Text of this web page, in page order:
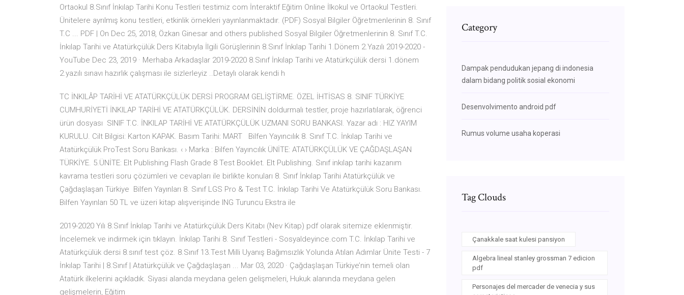
Ortaokul 8.Sınıf İnkılap Tarihi Konu Testleri testimiz com İnteraktif Eğitim Online İlkokul ve Ortaokul Testleri.
Ünitelere ayrılmış konu testleri, etkinlik örnekleri yayınlanmaktadır. (PDF) Sosyal Bilgiler Öğretmenlerinin 8. Sınıf
T.C ... PDF | On Dec 25, 2018, Özkan Ginesar and others published Sosyal Bilgiler Öğretmenlerinin 8. Sınıf T.C.
İnkılap Tarihi ve Atatürkçülük Ders Kitabıyla İlgili Görüşlerinin 8.Sınıf İnkılap Tarihi 1.Dönem 2.Yazılı 2019-2020 -
YouTube Dec 23, 2019 · Merhaba Arkadaşlar 2019-2020 8.Sınıf İnkılap Tarihi ve Atatürkçülük dersi 1.dönem
2.yazılı sınavı hazırlık çalışması ile sizlerleyiz ..Detaylı olarak kendi h
TC İNKILÂP TARİHİ VE ATATÜRKÇÜLÜK DERSİ PROGRAM GELİŞTİRME. ÖZEL İHTİSAS 8. SINIF TÜRKİYE
CUMHURİYETİ İNKILAP TARİHİ VE ATATÜRKÇÜLÜK. DERSİNİN doldurmalı testler, proje hazırlatılarak, öğrenci
ürün dosyası SINIF T.C. İNKILAP TARİHİ VE ATATÜRKÇÜLÜK UZMANI SORU BANKASI. Yazar adı : HIZ YAYIM
KURULU. Cilt Bilgisi: Karton KAPAK. Basım Tarihi: MART Bilfen Yayıncılık 8. Sınıf T.C. İnkılap Tarihi ve
Atatürkçülük ProTest Soru Bankası. ‹ › Marka : Bilfen Yayıncılık ÜNİTE: ATATÜRKÇÜLÜK VE ÇAĞDAŞLAŞAN
TÜRKİYE. 5.ÜNİTE: Elt Publishing Flash Grade 8 Test Booklet. Elt Publishing. Sınıf inkılap tarihi kazanım
kavrama testleri soru çözümleri ve cevapları ile birlikte konuları 8. Sınıf İnkılap Tarihi Atatürkçülük ve
Çağdaşlaşan Türkiye Bilfen Yayınları 8. Sınıf LGS Pro & Test T.C. İnkılap Tarihi Ve Atatürkçülük Soru Bankası.
Bilfen Yayınları 50 TL ve üzeri kitap alışverişinde ING Turuncu Ekstra ile
2019-2020 Yılı 8.Sınıf İnkılap Tarihi ve Atatürkçülük Ders Kitabı (Nev Kitap) pdf olarak sitemize eklenmiştir.
İncelemek ve indirmek için tıklayın. İnkılap Tarihi 8. Sınıf Testleri - Sosyaldeyince.com T.C. İnkılap Tarihi ve
Atatürkçülük dersi 8.sınıf test çöz. 8.Sınıf 13.Test Milli Uyanış Bağımsızlık Yolunda Atılan Adımlar Ünite Testi - 7
İnkılap Tarihi | 8.Sınıf | Atatürkçülük ve Çağdaşlaşan ... Mar 03, 2020 · Çağdaşlaşan Türkiye’nin temeli olan
Atatürk ilkelerini açıkladık. Siyasi alanda meydana gelen gelişmeleri, Hukuk alanında meydana gelen
gelişmelerin, Eğitim
Category
Dampak pendudukan jepang di indonesia
dalam bidang politik sosial ekonomi
Desenvolvimento android pdf
Rumus volume usaha koperasi
Tag Clouds
Çanakkale saat kulesi pansiyon
Algebra lineal stanley grossman 7 edicion
pdf
Personajes del mercader de venecia y sus